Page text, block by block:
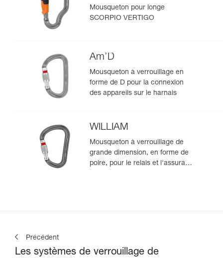
Mousqueton pour longe
SCORPIO VERTIGO
Am’D
Mousqueton à verrouillage en
forme de D pour la connexion
des appareils sur le harnais
WILLIAM
Mousqueton à verrouillage de
grande dimension, en forme de
poire, pour le relais et l'assurage
Précédent
Les systèmes de verrouillage de